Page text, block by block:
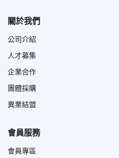
關於我們
公司介紹
人才募集
企業合作
團體採購
異業結盟
會員服務
會員專區